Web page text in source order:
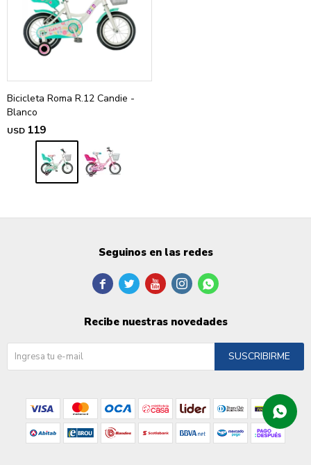
Bicicleta Roma R.12 Candie -
Blanco
USD 119
Seguinos en las redes
    
Recibe nuestras novedades
SUSCRIBIRME